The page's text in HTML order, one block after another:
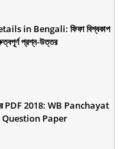
in Bengali: ফিফা বিশ্বকাপ
প্রশ্ন-উত্তর
PDF 2018: WB Panchayat
Paper